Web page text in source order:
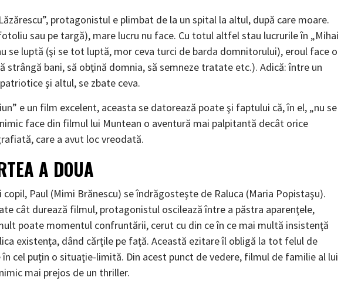
protagonistul e plimbat de la un spital la altul, după care moare.
sau pe targă), mare lucru nu face. Cu totul altfel stau lucrurile în „Mihai
se luptă (şi se tot luptă, mor ceva turci de barda domnitorului), eroul face o
strângă bani, să obţină domnia, să semneze tratate etc.). Adică: între un
şi altul, se zbate ceva.
e un film excelent, aceasta se datorează poate şi faptului că, în el, „nu se
face din filmul lui Muntean o aventură mai palpitantă decât orice
care a avut loc vreodată.
A DOUA
Paul (Mimi Brănescu) se îndrăgosteşte de Raluca (Maria Popistaşu).
cât durează filmul, protagonistul oscilează între a păstra aparenţele,
poate momentul confruntării, cerut cu din ce în ce mai multă insistenţă
existenţa, dând cărţile pe faţă. Această ezitare îl obligă la tot felul de
cel puţin o situaţie-limită. Din acest punct de vedere, filmul de familie al lui
mai prejos de un thriller.